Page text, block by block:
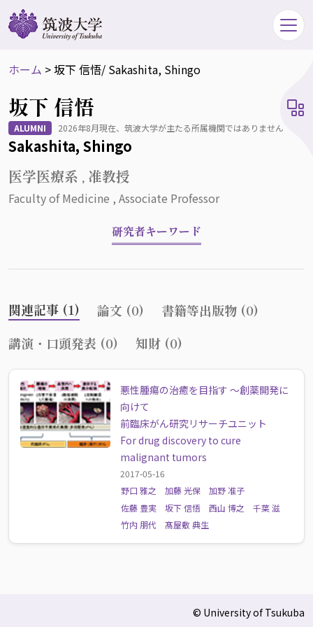
ホーム >坂下 信悟/ Sakashita, Shingo
坂下 信悟
ALUMNI 2026年8月現在、筑波大学が主たる所属機関ではありません
Sakashita, Shingo
医学医療系 , 准教授
Faculty of Medicine , Associate Professor
研究者キーワード
関連記事 (1) 論文 (0)
書籍等出版物 (0)
講演・口頭発表 (0)
知財 (0)
悪性腫瘍の治癒を目指す 〜創薬開発に
向けて
前臨床がん研究リサーチユニット
For drug discovery to cure
malignant tumors
2017-05-16
野口 雅之
加藤 光保
加野 准子
佐藤 豊実
坂下 信悟 西山 博之
千葉 滋
竹内 朋代
髙屋敷 典生
© University of Tsukuba